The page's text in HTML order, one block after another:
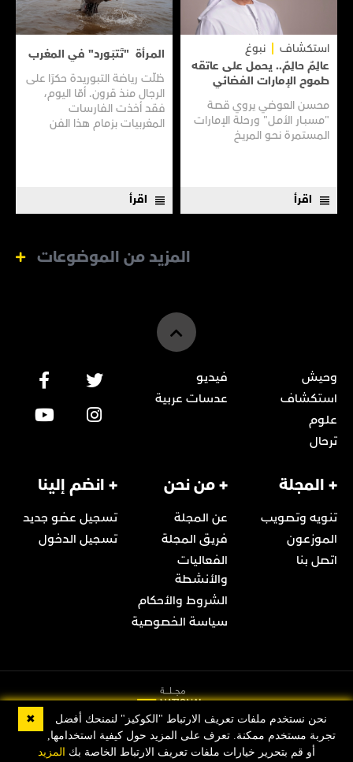
استكشاف
نبوغ
عالِمٌ حالِمٌ.. يحمل على عاتقه
طموح الإمارات الفضائي
محسن العوضي يروي قصـة
"مسبـار الأمـل" ورحلة الإمارات
المستمرة نحـو المريـخ
اقرأ
المـرأة "تَتبَـورد" في المغرب
ظلّت رياضة التبوريدة حكرًا على
الرجال منذ قرون. أمّا اليوم،
فقد أخذت الفارسات
المغربيات بزمام هذا الفن
اقرأ
المزيد من الموضوعات
وحيش
استكشاف
علوم
ترحال
فيديو
عدسات عربية
+ المجلة
تنويه وتصويب
الموزعون
اتصل بنا
+ من نحن
عن المجلة
فريق المجلة
الفعاليات
والأنشطة
الشروط والأحكام
سياسة الخصوصية
+ انضم إلينا
تسجيل عضو جديد
تسجيل الدخول
© 2022 Copyright مجلة ناشيونال جيوغرافيك العربية
✖
نحن نستخدم ملفات تعريف الارتباط "الكوكيز" لنمنحك أفضل
تجربة مستخدم ممكنة. تعرف على المزيد حول كيفية استخدامها,
أو قم بتحرير خيارات ملفات تعريف الارتباط الخاصة بك
المزيد